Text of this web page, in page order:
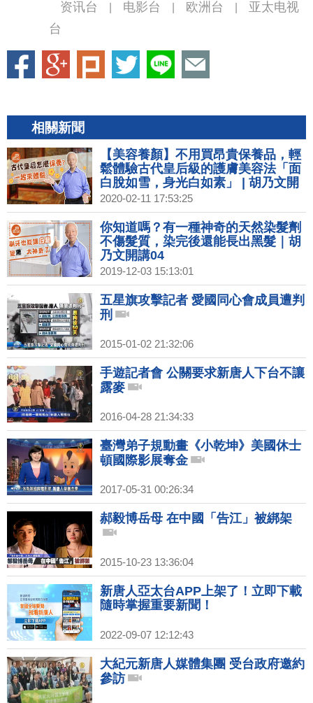
资讯台 电影台 欧洲台
亚太电视
台
相關新聞
【美容養顏】不用買昂貴保養品，輕
鬆體驗古代皇后級的護膚美容法「面
白脫如雪，身光白如素」 | 胡乃文開
講02
2020-02-11 17:53:25
你知道嗎？有一種神奇的天然染髮劑
不傷髮質，染完後還能長出黑髮｜胡
乃文開講04
2019-12-03 15:13:01
五星旗攻擊記者 愛國同心會成員遭判
刑
2015-01-02 21:32:06
手遊記者會 公關要求新唐人下台不讓
露麥
2016-04-28 21:34:33
臺灣弟子規動畫《小乾坤》美國休士
頓國際影展奪金
2017-05-31 00:26:34
郝毅博岳母 在中國「告江」被綁架
2015-10-23 13:36:04
新唐人亞太台APP上架了！立即下載
隨時掌握重要新聞！
2022-09-07 12:12:43
大紀元新唐人媒體集團 受台政府邀約
參訪